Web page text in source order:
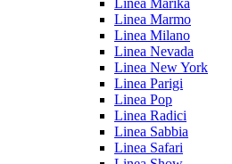
Linea Marika
Linea Marmo
Linea Milano
Linea Nevada
Linea New York
Linea Parigi
Linea Pop
Linea Radici
Linea Sabbia
Linea Safari